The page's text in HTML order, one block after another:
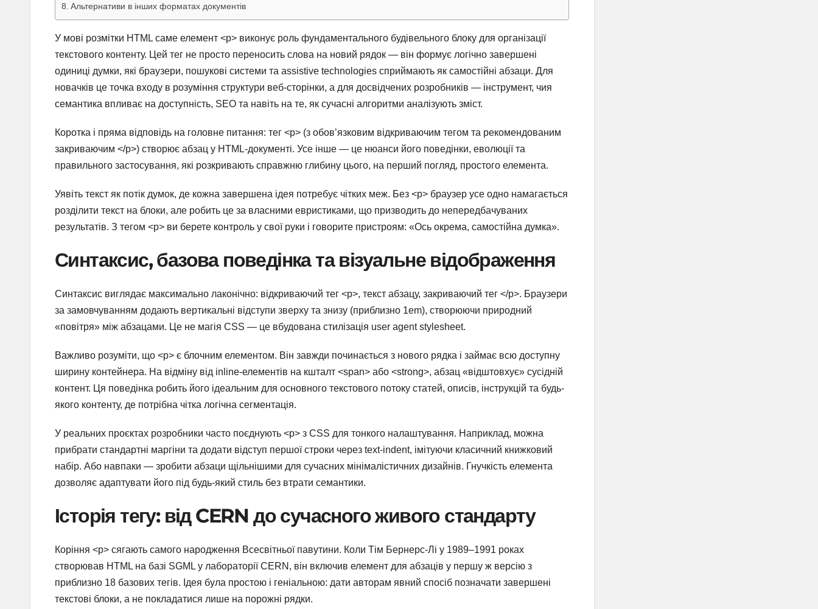
Альтернативи в інших форматах документів
У мові розмітки HTML саме елемент <p> виконує роль фундаментального будівельного блоку для організації
текстового контенту. Цей тег не просто переносить слова на новий рядок — він формує логічно завершені
одиниці думки, які браузери, пошукові системи та assistive technologies сприймають як самостійні абзаци. Для
новачків це точка входу в розуміння структури веб-сторінки, а для досвідчених розробників — інструмент, чия
семантика впливає на доступність, SEO та навіть на те, як сучасні алгоритми аналізують зміст.
Коротка і пряма відповідь на головне питання: тег <p> (з обов’язковим відкриваючим тегом та рекомендованим
закриваючим </p>) створює абзац у HTML-документі. Усе інше — це нюанси його поведінки, еволюції та
правильного застосування, які розкривають справжню глибину цього, на перший погляд, простого елемента.
Уявіть текст як потік думок, де кожна завершена ідея потребує чітких меж. Без <p> браузер усе одно намагається
розділити текст на блоки, але робить це за власними евристиками, що призводить до непередбачуваних
результатів. З тегом <p> ви берете контроль у свої руки і говорите пристроям: «Ось окрема, самостійна думка».
Синтаксис, базова поведінка та візуальне відображення
Синтаксис виглядає максимально лаконічно: відкриваючий тег <p>, текст абзацу, закриваючий тег </p>. Браузери
за замовчуванням додають вертикальні відступи зверху та знизу (приблизно 1em), створюючи природний
«повітря» між абзацами. Це не магія CSS — це вбудована стилізація user agent stylesheet.
Важливо розуміти, що <p> є блочним елементом. Він завжди починається з нового рядка і займає всю доступну
ширину контейнера. На відміну від inline-елементів на кшталт <span> або <strong>, абзац «відштовхує» сусідній
контент. Ця поведінка робить його ідеальним для основного текстового потоку статей, описів, інструкцій та будь-
якого контенту, де потрібна чітка логічна сегментація.
У реальних проєктах розробники часто поєднують <p> з CSS для тонкого налаштування. Наприклад, можна
прибрати стандартні маргіни та додати відступ першої строки через text-indent, імітуючи класичний книжковий
набір. Або навпаки — зробити абзаци щільнішими для сучасних мінімалістичних дизайнів. Гнучкість елемента
дозволяє адаптувати його під будь-який стиль без втрати семантики.
Історія тегу: від CERN до сучасного живого стандарту
Коріння <p> сягають самого народження Всесвітньої павутини. Коли Тім Бернерс-Лі у 1989–1991 роках
створював HTML на базі SGML у лабораторії CERN, він включив елемент для абзаців у першу ж версію з
приблизно 18 базових тегів. Ідея була простою і геніальною: дати авторам явний спосіб позначати завершені
текстові блоки, а не покладатися лише на порожні рядки.